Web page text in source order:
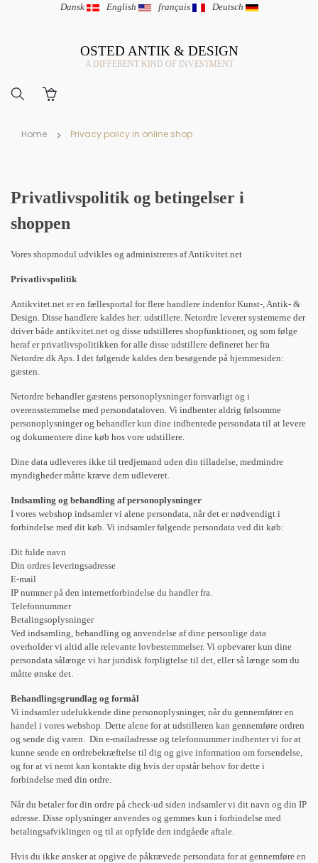
Dansk | English | français | Deutsch
OSTED ANTIK & DESIGN
A DIFFERENT KIND OF INVESTMENT
Home Privacy policy in online shop
Privatlivspolitik og betingelser i
shoppen
Vores shopmodul udvikles og administreres af Antikvitet.net
Privatlivspolitik
Antikvitet.net er en fællesportal for flere handlere indenfor Kunst-, Antik- &
Design. Disse handlere kaldes her: udstillere. Netordre leverer systemerne der
driver både antikvitet.net og disse udstilleres shopfunktioner, og som følge
heraf er privatlivspolitikken for alle disse udstillere defineret her fra
Netordre.dk Aps. I det følgende kaldes den besøgende på hjemmesiden:
gæsten.
Netordre behandler gæstens personoplysninger forsvarligt og i
overensstemmelse med persondataloven. Vi indhenter aldrig følsomme
personoplysninger og behandler kun dine indhentede persondata til at levere
og dokumentere dine køb hos vore udstillere.
Dine data udleveres ikke til tredjemand uden din tilladelse, medmindre
myndigheder måtte kræve dem udleveret.
Indsamling og behandling af personoplysninger
I vores webshop indsamler vi alene persondata, når det er nødvendigt i
forbindelse med dit køb. Vi indsamler følgende persondata ved dit køb:
Dit fulde navn
Din ordres leveringsadresse
E-mail
IP nummer på den internetforbindelse du handler fra.
Telefonnummer
Betalingsoplysninger
Ved indsamling, behandling og anvendelse af dine personlige data
overholder vi altid alle relevante lovbestemmelser. Vi opbevarer kun dine
persondata sålænge vi har juridisk forpligtelse til det, eller så længe som du
måtte ønske det.
Behandlingsgrundlag og formål
Vi indsamler udelukkende dine personoplysninger, når du gennemfører en
handel i vores webshop. Dette alene for at udstilleren kan gennemføre ordren
og sende dig varen. Din e-mailadresse og telefonnummer indhenter vi for at
kunne sende en ordrebekræftelse til dig og give information om forsendelse,
og for at vi nemt kan kontakte dig hvis der opstår behov for dette i
forbindelse med din ordre.
Når du betaler for din ordre på check-ud siden indsamler vi dit navn og din IP
adresse. Disse oplysninger anvendes og gemmes kun i forbindelse med
betalingsafviklingen og til at opfylde den indgåede aftale.
Hvis du ikke ønsker at opgive de påkrævede persondata for at gennemføre en